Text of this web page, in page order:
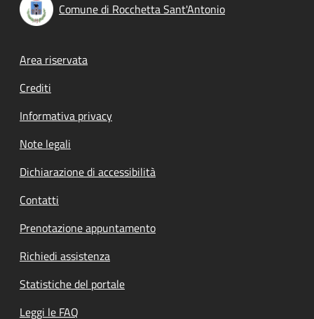
Comune di Rocchetta Sant'Antonio
Footer menu
Area riservata
Crediti
Informativa privacy
Note legali
Dichiarazione di accessibilità
Contatti
Prenotazione appuntamento
Richiedi assistenza
Statistiche del portale
Leggi le FAQ